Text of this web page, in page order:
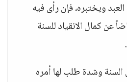
ويختبره، فإن رأى فيه
عن كمال الانقياد للسنة
وشدة طلب لها أمره